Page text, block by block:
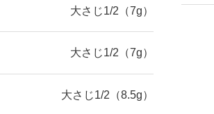
大さじ1/2（7g）
大さじ1/2（7g）
大さじ1/2（8.5g）